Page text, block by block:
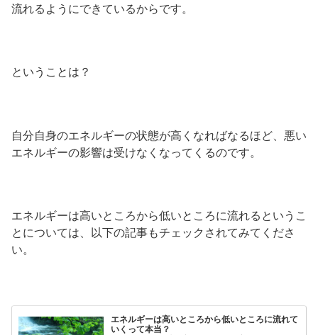
流れるようにできているからです。
ということは？
自分自身のエネルギーの状態が高くなればなるほど、悪い
エネルギーの影響は受けなくなってくるのです。
エネルギーは高いところから低いところに流れるというこ
とについては、以下の記事もチェックされてみてくださ
い。
エネルギーは高いところから低いところに流れて
いくって本当？